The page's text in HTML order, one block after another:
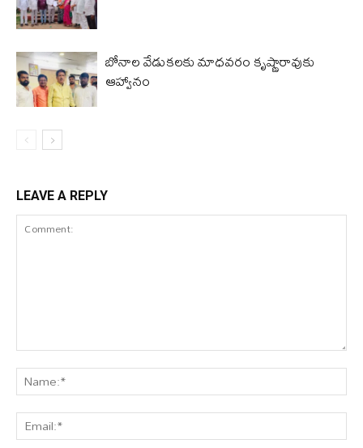
బోనాల వేడుకలకు మాధవరం కృష్ణారావుకు
ఆహ్వానం
LEAVE A REPLY